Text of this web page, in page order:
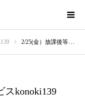
2/25(金）放課後等デイサービスkonoki139 体力テスト 2/26（土）テイクアウト サッカー
スkonoki139